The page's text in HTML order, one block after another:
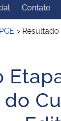
Ministério do
Institucional
do SítioContato
>
do